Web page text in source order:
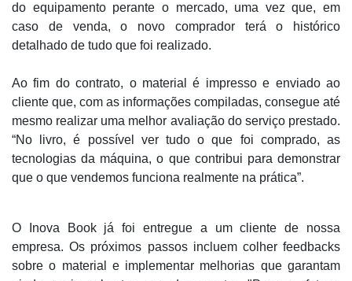
do equipamento perante o mercado, uma vez que, em
caso de venda, o novo comprador terá o histórico
detalhado de tudo que foi realizado.
Ao fim do contrato, o material é impresso e enviado ao
cliente que, com as informações compiladas, consegue até
mesmo realizar uma melhor avaliação do serviço prestado.
“No livro, é possível ver tudo o que foi comprado, as
tecnologias da máquina, o que contribui para demonstrar
que o que vendemos funciona realmente na prática”.
O Inova Book já foi entregue a um cliente de nossa
empresa. Os próximos passos incluem colher feedbacks
sobre o material e implementar melhorias que garantam